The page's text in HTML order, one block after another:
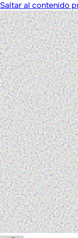
Saltar al contenido